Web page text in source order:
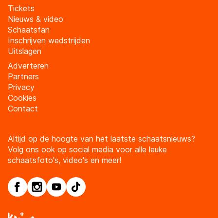
Tickets
Nieuws & video
Schaatsfan
Inschrijven wedstrijden
Uitslagen
Adverteren
Partners
Privacy
Cookies
Contact
Altijd op de hoogte van het laatste schaatsnieuws?
Volg ons ook op social media voor alle leuke
schaatsfoto's, video's en meer!